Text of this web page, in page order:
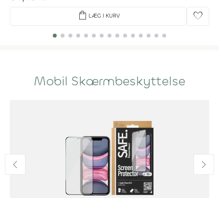
shopping_bag LÆG I KURV favorite
Mobil Skærmbeskyttelse